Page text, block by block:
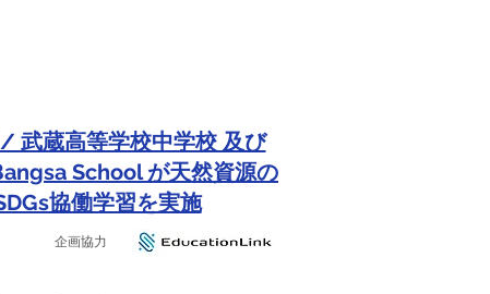
武蔵高等学校中学校 及び
School が天然資源の
協働学習を実施
企画協力